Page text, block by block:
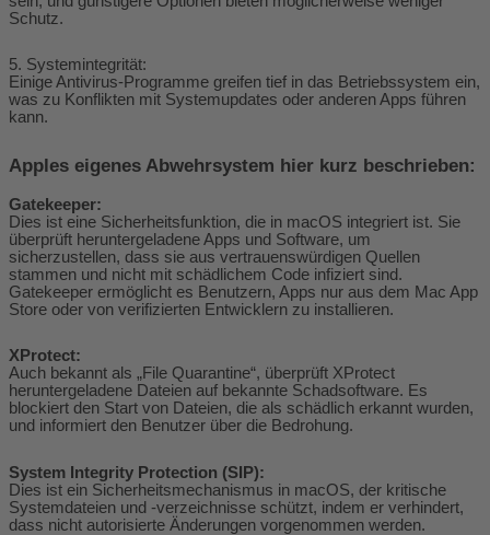
Schutz.
5. Systemintegrität:
Einige Antivirus-Programme greifen tief in das Betriebssystem ein,
was zu Konflikten mit Systemupdates oder anderen Apps führen
kann.
Apples eigenes Abwehrsystem hier kurz beschrieben:
Gatekeeper:
Dies ist eine Sicherheitsfunktion, die in macOS integriert ist. Sie
überprüft heruntergeladene Apps und Software, um
sicherzustellen, dass sie aus vertrauenswürdigen Quellen
stammen und nicht mit schädlichem Code infiziert sind.
Gatekeeper ermöglicht es Benutzern, Apps nur aus dem Mac App
Store oder von verifizierten Entwicklern zu installieren.
XProtect:
Auch bekannt als „File Quarantine“, überprüft XProtect
heruntergeladene Dateien auf bekannte Schadsoftware. Es
blockiert den Start von Dateien, die als schädlich erkannt wurden,
und informiert den Benutzer über die Bedrohung.
System Integrity Protection (SIP):
Dies ist ein Sicherheitsmechanismus in macOS, der kritische
Systemdateien und -verzeichnisse schützt, indem er verhindert,
dass nicht autorisierte Änderungen vorgenommen werden.